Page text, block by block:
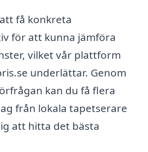
få konkreta
för att kunna jämföra
vilket vår plattform
underlättar. Genom
kan du få flera
från lokala tapetserare
att hitta det bästa